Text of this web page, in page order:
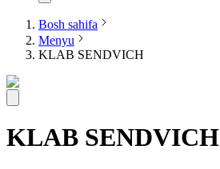
Bosh sahifa
Menyu
KLAB SENDVICH
KLAB SENDVICH